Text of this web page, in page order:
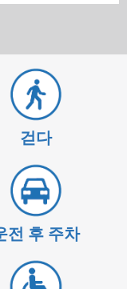
걷다
전 후 주차